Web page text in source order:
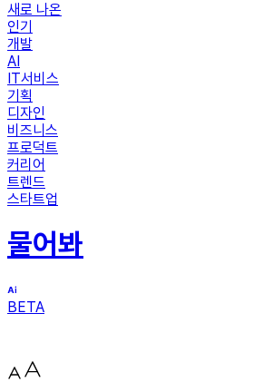
새로 나온
인기
개발
AI
IT서비스
기획
디자인
비즈니스
프로덕트
커리어
트렌드
스타트업
물어봐
BETA